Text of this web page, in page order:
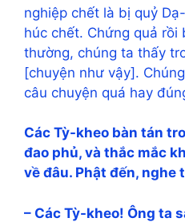
nghiệp chết là bị quỷ
húc chết. Chứng quả rồi
thường, chúng ta thấy
[chuyện như vậy].
câu chuyện quá hay
Các Tỳ-kheo bàn tán
đao phủ, và thắc mắc
về đâu. Phật đến, nghe
– Các Tỳ-kheo! Ông ta